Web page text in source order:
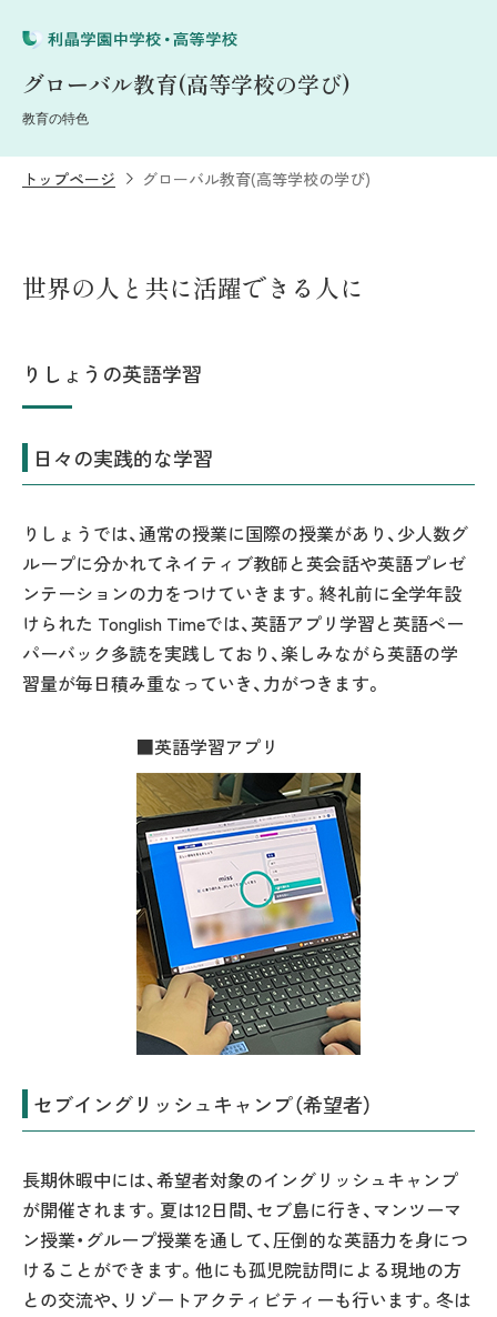
グローバル教育(高等学校の学び)
教育の特色
トップページ グローバル教育(高等学校の学び)
世界の人と共に活躍できる人に
りしょうの英語学習
日々の実践的な学習
りしょうでは、通常の授業に国際の授業があり、少人数グ
ループに分かれてネイティブ教師と英会話や英語プレゼ
ンテーションの力をつけていきます。終礼前に全学年設
けられた Tonglish Timeでは、英語アプリ学習と英語ペー
パーバック多読を実践しており、楽しみながら英語の学
習量が毎日積み重なっていき、力がつきます。
■英語学習アプリ
セブイングリッシュキャンプ（希望者）
長期休暇中には、希望者対象のイングリッシュキャンプ
が開催されます。夏は12日間、セブ島に行き、マンツーマ
ン授業・グループ授業を通して、圧倒的な英語力を身につ
けることができます。他にも孤児院訪問による現地の方
との交流や、リゾートアクティビティーも行います。冬は